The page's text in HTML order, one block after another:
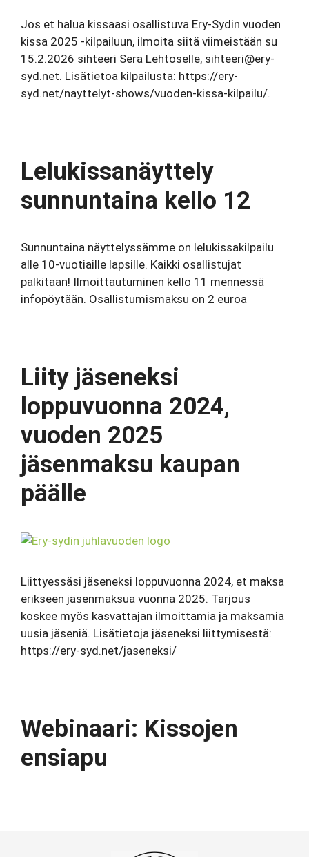
Jos et halua kissaasi osallistuva Ery-Sydin vuoden
kissa 2025 -kilpailuun, ilmoita siitä viimeistään su
15.2.2026 sihteeri Sera Lehtoselle, sihteeri@ery-
syd.net. Lisätietoa kilpailusta: https://ery-
syd.net/nayttelyt-shows/vuoden-kissa-kilpailu/.
Lelukissanäyttely
sunnuntaina kello 12
Sunnuntaina näyttelyssämme on lelukissakilpailu
alle 10-vuotiaille lapsille. Kaikki osallistujat
palkitaan! Ilmoittautuminen kello 11 mennessä
infopöytään. Osallistumismaksu on 2 euroa
Liity jäseneksi
loppuvuonna 2024,
vuoden 2025
jäsenmaksu kaupan
päälle
Liittyessäsi jäseneksi loppuvuonna 2024, et maksa
erikseen jäsenmaksua vuonna 2025. Tarjous
koskee myös kasvattajan ilmoittamia ja maksamia
uusia jäseniä. Lisätietoja jäseneksi liittymisestä:
https://ery-syd.net/jaseneksi/
Webinaari: Kissojen
ensiapu